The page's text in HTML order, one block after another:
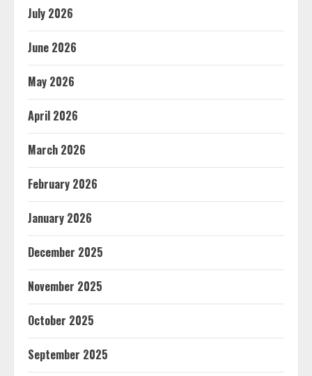
July 2026
June 2026
May 2026
April 2026
March 2026
February 2026
January 2026
December 2025
November 2025
October 2025
September 2025